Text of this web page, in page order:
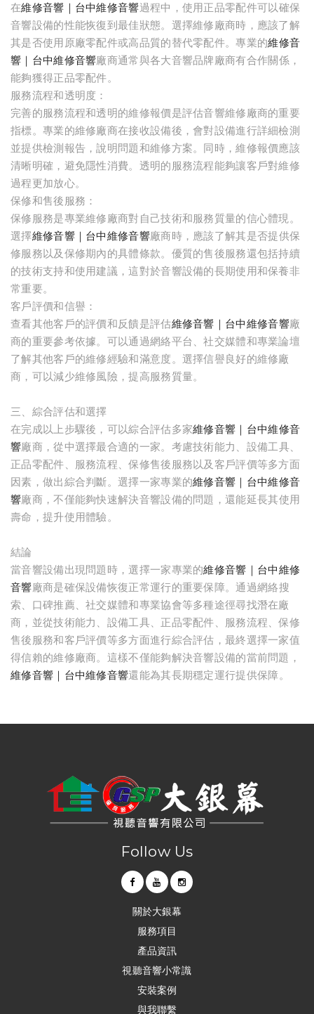
在維修音響｜台中維修音響過程中，使用正品零配件可以確保
音響設備的性能恢復到最佳狀態。選擇維修廠商時，應該了解
其是否使用原廠零配件或高品質的替代零配件。專業的維修音
響｜台中維修音響廠商通常與各大音響品牌廠商有合作關係，
能夠獲得正品零配件。
服務流程和透明度：
完善的服務流程和透明的維修報價是評估音響維修廠商的重要
指標。專業的維修廠商在接收設備後，會對設備進行詳細檢測
並提供檢測報告，說明問題和維修方案。同時，維修報價應該
清晰明確，避免隱性消費。透明的服務流程能夠讓客戶對維修
過程更加放心。
保修和售後服務：
保修服務是專業維修廠商對自己技術和服務質量的信心體現。
選擇維修音響｜台中維修音響廠商時，應該了解其是否提供保
修服務以及保修期內的具體條款。優質的售後服務還包括持續
的技術支持和使用建議，這對於音響設備的長期使用和保養非
常重要。
客戶評價和信譽：
查看其他客戶的評價和反饋是評估維修音響｜台中維修音響廠
商的重要參考依據。可以通過網絡平台、社交媒體和專業論壇
了解其他客戶的維修經驗和滿意度。選擇信譽良好的維修廠
商，可以減少維修風險，提高服務質量。
三、綜合評估和選擇
在完成以上步驟後，可以綜合評估多家維修音響｜台中維修音
響廠商，從中選擇最合適的一家。考慮技術能力、設備工具、
正品零配件、服務流程、保修售後服務以及客戶評價等多方面
因素，做出綜合判斷。選擇一家專業的維修音響｜台中維修音
響廠商，不僅能夠快速解決音響設備的問題，還能延長其使用
壽命，提升使用體驗。
結論
當音響設備出現問題時，選擇一家專業的維修音響｜台中維修
音響廠商是確保設備恢復正常運行的重要保障。通過網絡搜
索、口碑推薦、社交媒體和專業協會等多種途徑尋找潛在廠
商，並從技術能力、設備工具、正品零配件、服務流程、保修
售後服務和客戶評價等多方面進行綜合評估，最終選擇一家值
得信賴的維修廠商。這樣不僅能夠解決音響設備的當前問題，
維修音響｜台中維修音響還能為其長期穩定運行提供保障。
Follow Us
關於大銀幕
服務項目
產品資訊
視聽音響小常識
安裝案例